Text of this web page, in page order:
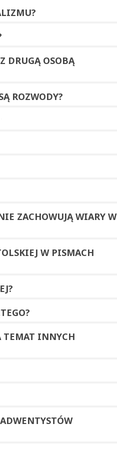
?
DRUGĄ OSOBĄ
ROZWODY?
ZACHOWUJĄ WIARY W
W PISMACH
TEMAT INNYCH